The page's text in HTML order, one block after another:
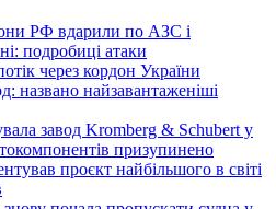
РФ вдарили по АЗС і
подробиці атаки
через кордон України
названо найзавантаженіші
завод Kromberg & Schubert у
призупинено
проєкт найбільшого в світі